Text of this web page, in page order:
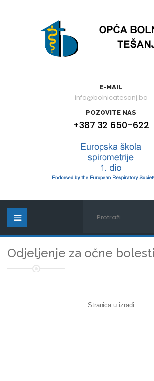
E-MAIL
info@bolnicatesanj.ba
POZOVITE NAS
+387 32 650-622
Odjeljenje za očne bolesti
Stranica u izradi